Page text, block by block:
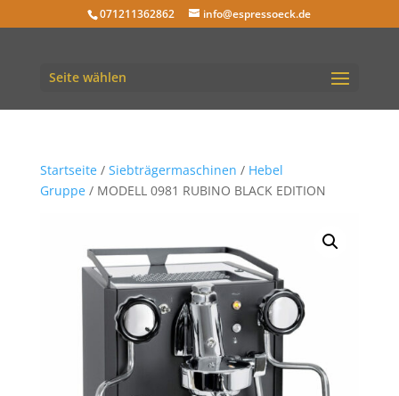
071211362862 info@espressoeck.de
Seite wählen
Startseite/ Siebträgermaschinen / Hebel
Gruppe/ MODELL 0981 RUBINO BLACK EDITION